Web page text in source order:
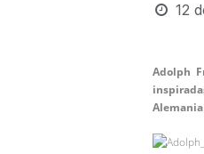
12
Adolph
Alemania